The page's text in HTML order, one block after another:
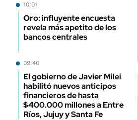
10:01
Oro: influyente encuesta
revela más apetito de los
bancos centrales
09:40
El gobierno de Javier Milei
habilitó nuevos anticipos
financieros de hasta
$400.000 millones a Entre
Ríos, Jujuy y Santa Fe